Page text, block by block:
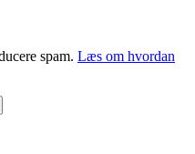
spam. Læs om hvordan